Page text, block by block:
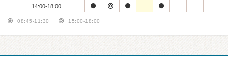
14:00-18:00
08:45-11:30 15:00-18:00